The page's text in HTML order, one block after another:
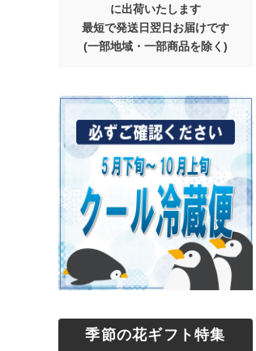
に出荷いたします
最短で発送日翌日お届けです
(一部地域・一部商品を除く)
季節の花ギフト特集